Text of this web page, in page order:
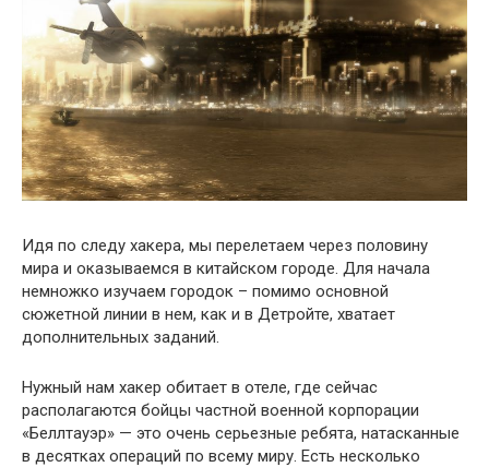
Идя по следу хакера, мы перелетаем через половину
мира и оказываемся в китайском городе. Для начала
немножко изучаем городок – помимо основной
сюжетной линии в нем, как и в Детройте, хватает
дополнительных заданий.
Нужный нам хакер обитает в отеле, где сейчас
располагаются бойцы частной военной корпорации
«Беллтауэр» — это очень серьезные ребята, натасканные
в десятках операций по всему миру. Есть несколько